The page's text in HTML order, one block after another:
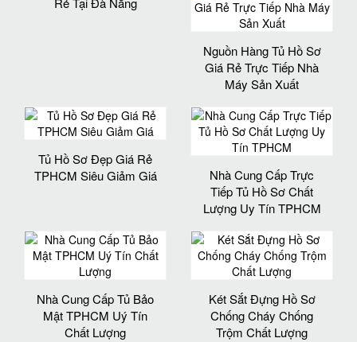
Nguồn Hàng Tủ Hồ Sơ
Giá Rẻ Trực Tiếp Nhà
Máy Sản Xuất
Tủ Hồ Sơ Đẹp Giá Rẻ
TPHCM Siêu Giảm Giá
Nhà Cung Cấp Trực
Tiếp Tủ Hồ Sơ Chất
Lượng Uy Tín TPHCM
Nhà Cung Cấp Tủ Bảo
Mật TPHCM Uý Tín
Chất Lượng
Két Sắt Đựng Hồ Sơ
Chống Cháy Chống
Trộm Chất Lượng